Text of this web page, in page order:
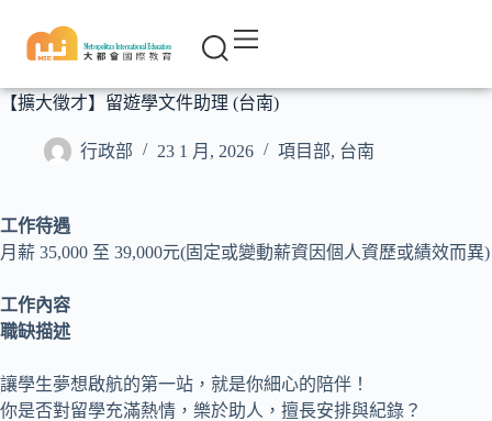
【擴大徵才】留遊學文件助理 (台南)
行政部 23 1 月, 2026 項目部, 台南
工作待遇
月薪 35,000 至 39,000元(固定或變動薪資因個人資歷或績效而異)
工作內容
職缺描述
讓學生夢想啟航的第一站，就是你細心的陪伴！
你是否對留學充滿熱情，樂於助人，擅長安排與紀錄？